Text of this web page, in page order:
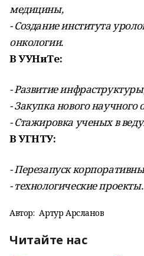
медицины,
- Создание института
онкологии.
В УУНиТе:
- Развитие
- Закупка нового научного
- Стажировка ученых в
В УГНТУ:
- Перезапуск
- технологические проекты.
Автор: Артур Арсланов
Читайте нас